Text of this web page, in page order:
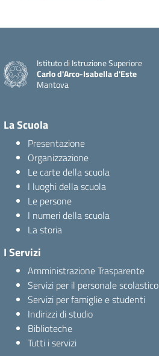
Istituto di Istruzione Superiore
Carlo d'Arco-Isabella d'Este
Mantova
La Scuola
Presentazione
Organizzazione
Le carte della scuola
I luoghi della scuola
Le persone
I numeri della scuola
La storia
I Servizi
Amministrazione Trasparente
Servizi per il personale scolastico
Servizi per famiglie e studenti
Indirizzi di studio
Biblioteche
Tutti i servizi